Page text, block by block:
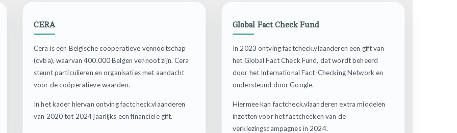
CERA
Cera is een Belgische coöperatieve vennootschap
(cvba), waarvan 400.000 Belgen vennoot zijn. Cera
steunt particulieren en organisaties met aandacht
voor de coöperatieve waarden.
In het kader hiervan ontving factcheck.vlaanderen
van 2020 tot 2024 jaarlijks een financiële gift.
Global Fact Check Fund
In 2023 ontving factcheck.vlaanderen een gift van
het Global Fact Check Fund, dat wordt beheerd
door het International Fact-Checking Network en
ondersteund door Google.
Hiermee kan factcheck.vlaanderen extra middelen
inzetten voor het factchecken van de
verkiezingscampagnes in 2024.